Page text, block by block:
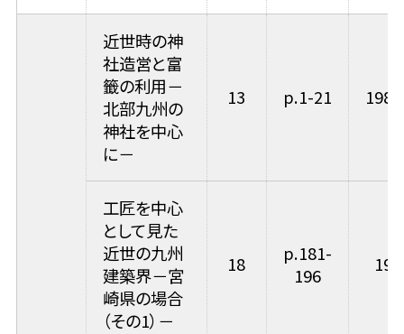
近世時の神
社造営と富
籤の利用－
北部九州の
神社を中心
に－
13 p.1-21
工匠を中心
として見た
近世の九州
建築界－宮
崎県の場合
（その1）－
18
p.181-
196